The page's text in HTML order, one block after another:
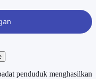
penduduk menghasilkan